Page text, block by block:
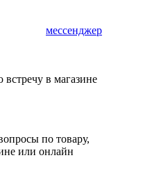
мессенджер
в магазине
по товару,
или онлайн